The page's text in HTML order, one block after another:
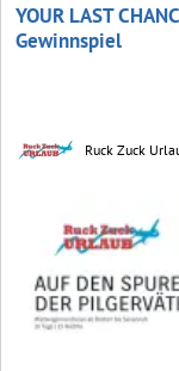
YOUR LAST
Gewinnspiel
Ruck Zuck